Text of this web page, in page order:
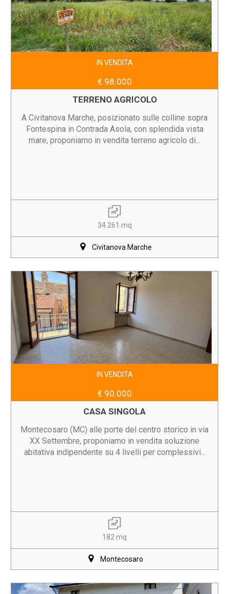
IN VENDITA
€ 98.000
TERRENO AGRICOLO
A Civitanova Marche, posizionato sulle colline sopra
Fontespina in Contrada Asola, con splendida vista
mare, proponiamo in vendita terreno agricolo di...
34.261 mq
Civitanova Marche
IN VENDITA
€ 90.000
CASA SINGOLA
Montecosaro (MC) alle porte del centro storico in via
XX Settembre, proponiamo in vendita soluzione
abitativa indipendente su 4 livelli per complessivi...
182 mq
Montecosaro